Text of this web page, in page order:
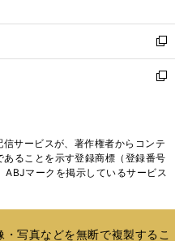
開
く
ウ
で
開
く
ン
ド
ウ
で
ウ
ィ
ン
ド
く
新
し
い
ド
ウ
で
新
ィ
ン
ド
開
サービスが、著作権者からコンテ
ることを示す登録商標（登録番号
マークを掲示しているサービス
写真などを無断で複製するこ